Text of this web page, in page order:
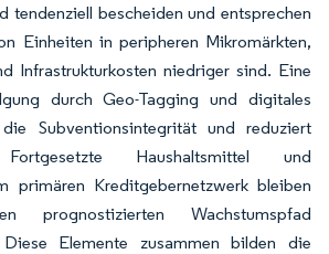
tendenziell bescheiden und entsprechen
Einheiten in peripheren Mikromärkten,
Infrastrukturkosten niedriger sind. Eine
durch Geo-Tagging und digitales
Subventionsintegrität und reduziert
Fortgesetzte Haushaltsmittel und
primären Kreditgebernetzwerk bleiben
Wachstumspfad
Diese Elemente zusammen bilden die